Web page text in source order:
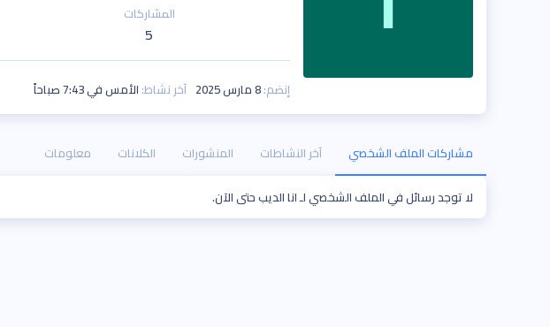
المشاركات
5
إنضم 8 مارس 2025 آخر نشاط الأمس في 7:43 صباحاً
مشاركات الملف الشخصي آخر النشاطات المنشورات الكلانات معلومات
لا توجد رسائل في الملف الشخصي لـ انا الديب حتى الآن.